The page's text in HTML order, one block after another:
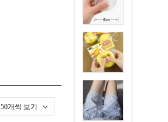
50개씩 보기